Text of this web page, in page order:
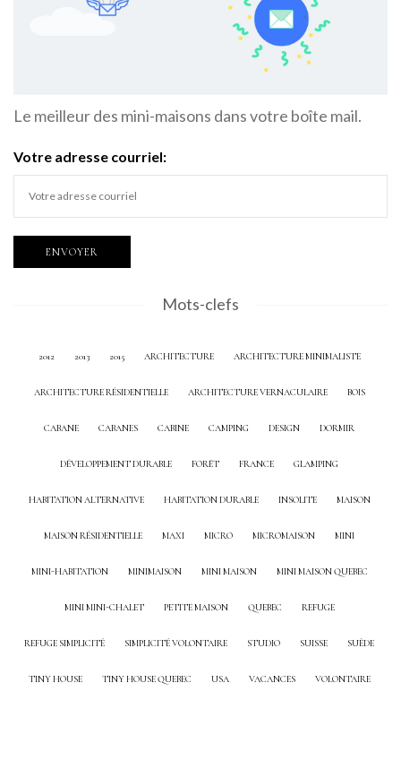
Le meilleur des mini-maisons dans votre boîte mail.
Votre adresse courriel:
Mots-clefs
2012 2013 2015 ARCHITECTURE ARCHITECTURE MINIMALISTE
ARCHITECTURE RÉSIDENTIELLE ARCHITECTURE VERNACULAIRE BOIS
CABANE CABANES CABINE CAMPING DESIGN DORMIR
DÉVELOPPEMENT DURABLE FORÊT FRANCE GLAMPING
HABITATION ALTERNATIVE HABITATION DURABLE INSOLITE MAISON
MAISON RÉSIDENTIELLE MAXI MICRO MICROMAISON MINI
MINI-HABITATION MINIMAISON MINI MAISON MINI MAISON QUEBEC
MINI MINI-CHALET PETITE MAISON QUEBEC REFUGE
REFUGE SIMPLICITÉ SIMPLICITÉ VOLONTAIRE STUDIO SUISSE SUÈDE
TINY HOUSE TINY HOUSE QUEBEC USA VACANCES VOLONTAIRE